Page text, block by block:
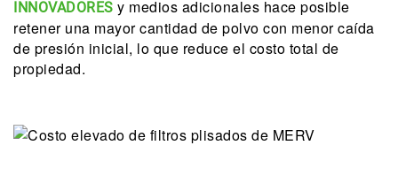
INNOVADORES y medios adicionales hace posible
retener una mayor cantidad de polvo con menor caída
de presión inicial, lo que reduce el costo total de
propiedad.